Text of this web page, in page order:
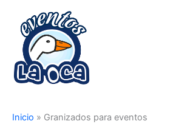
contenido
Inicio » Granizados para eventos